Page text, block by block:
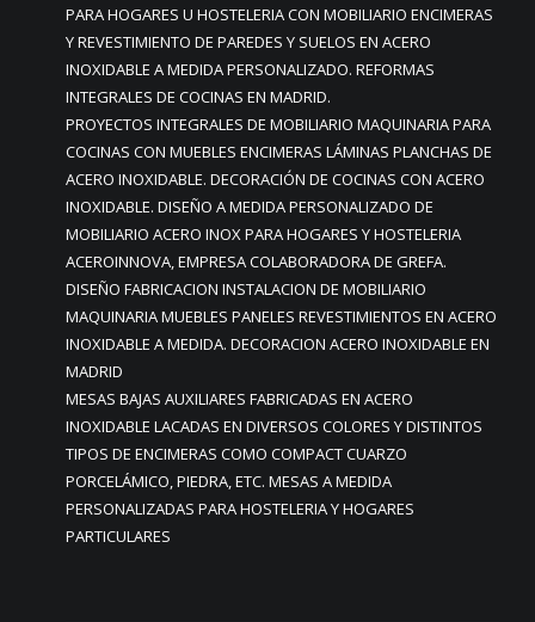
PARA HOGARES U HOSTELERIA CON MOBILIARIO ENCIMERAS
Y REVESTIMIENTO DE PAREDES Y SUELOS EN ACERO
INOXIDABLE A MEDIDA PERSONALIZADO. REFORMAS
INTEGRALES DE COCINAS EN MADRID.
PROYECTOS INTEGRALES DE MOBILIARIO MAQUINARIA PARA
COCINAS CON MUEBLES ENCIMERAS LÁMINAS PLANCHAS DE
ACERO INOXIDABLE. DECORACIÓN DE COCINAS CON ACERO
INOXIDABLE. DISEÑO A MEDIDA PERSONALIZADO DE
MOBILIARIO ACERO INOX PARA HOGARES Y HOSTELERIA
ACEROINNOVA, EMPRESA COLABORADORA DE GREFA.
DISEÑO FABRICACION INSTALACION DE MOBILIARIO
MAQUINARIA MUEBLES PANELES REVESTIMIENTOS EN ACERO
INOXIDABLE A MEDIDA. DECORACION ACERO INOXIDABLE EN
MADRID
MESAS BAJAS AUXILIARES FABRICADAS EN ACERO
INOXIDABLE LACADAS EN DIVERSOS COLORES Y DISTINTOS
TIPOS DE ENCIMERAS COMO COMPACT CUARZO
PORCELÁMICO, PIEDRA, ETC. MESAS A MEDIDA
PERSONALIZADAS PARA HOSTELERIA Y HOGARES
PARTICULARES